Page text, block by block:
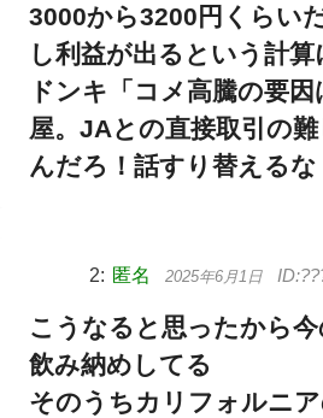
3000から3200円くらい
し利益が出るという計算
ドンキ「コメ高騰の要
屋。JAとの直接取引の
んだろ！話すり替えるな
匿名 2025年6月1日
こうなると思ったから
飲み納めしてる
そのうちカリフォルニ